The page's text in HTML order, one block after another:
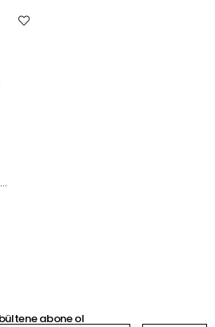
Siyah Slim Fit Sivri Yaka Smokin Takım Elbise
abone ol